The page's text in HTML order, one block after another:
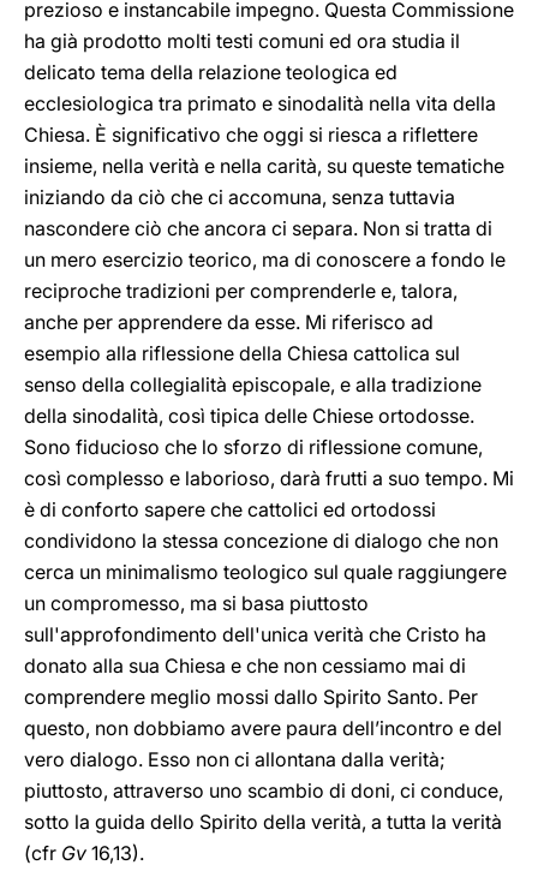
prezioso e instancabile impegno. Questa Commissione
ha già prodotto molti testi comuni ed ora studia il
delicato tema della relazione teologica ed
ecclesiologica tra primato e sinodalità nella vita della
Chiesa. È significativo che oggi si riesca a riflettere
insieme, nella verità e nella carità, su queste tematiche
iniziando da ciò che ci accomuna, senza tuttavia
nascondere ciò che ancora ci separa. Non si tratta di
un mero esercizio teorico, ma di conoscere a fondo le
reciproche tradizioni per comprenderle e, talora,
anche per apprendere da esse. Mi riferisco ad
esempio alla riflessione della Chiesa cattolica sul
senso della collegialità episcopale, e alla tradizione
della sinodalità, così tipica delle Chiese ortodosse.
Sono fiducioso che lo sforzo di riflessione comune,
così complesso e laborioso, darà frutti a suo tempo. Mi
è di conforto sapere che cattolici ed ortodossi
condividono la stessa concezione di dialogo che non
cerca un minimalismo teologico sul quale raggiungere
un compromesso, ma si basa piuttosto
sull'approfondimento dell'unica verità che Cristo ha
donato alla sua Chiesa e che non cessiamo mai di
comprendere meglio mossi dallo Spirito Santo. Per
questo, non dobbiamo avere paura dell’incontro e del
vero dialogo. Esso non ci allontana dalla verità;
piuttosto, attraverso uno scambio di doni, ci conduce,
sotto la guida dello Spirito della verità, a tutta la verità
(cfr Gv 16,13).